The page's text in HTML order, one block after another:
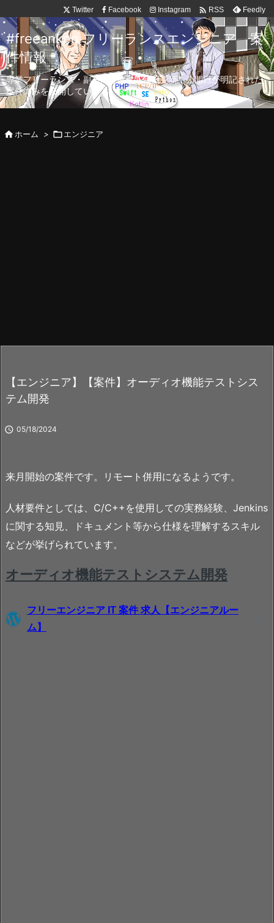
Twitter Facebook Instagram  RSS Feedly
#freeanken フリーランスエンジニア 案
件情報
専業フリーランス・副業向け案件を毎日更新！公開日が明記された
案件のみを公開しています。
ホーム > エンジニア
【エンジニア】【案件】オーディオ機能テストシス
テム開発
 05/18/2024
来月開始の案件です。リモート併用になるようです。
人材要件としては、C/C++を使用しての実務経験、Jenkins
に関する知見、ドキュメント等から仕様を理解するスキル
などが挙げられています。